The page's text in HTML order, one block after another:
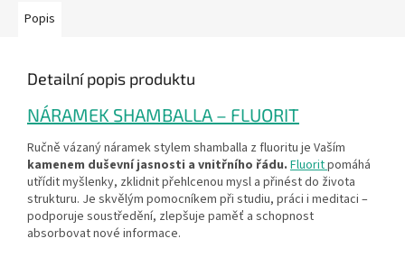
Popis
Detailní popis produktu
NÁRAMEK SHAMBALLA – FLUORIT
Ručně vázaný náramek stylem shamballa z fluoritu je Vaším
kamenem duševní jasnosti a vnitřního řádu. Fluoritpomáhá
utřídit myšlenky, zklidnit přehlcenou mysl a přinést do života
strukturu. Je skvělým pomocníkem při studiu, práci i meditaci –
podporuje soustředění, zlepšuje paměť a schopnost
absorbovat nové informace.